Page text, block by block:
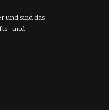
und sind das
und